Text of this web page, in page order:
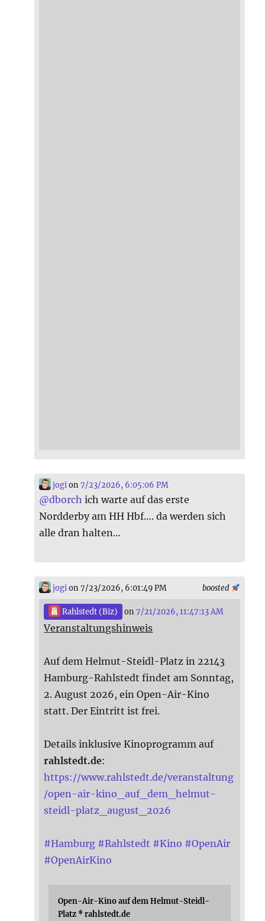
jogi on7/23/2026, 6:05:06 PM
@dborch ich warte auf das erste
Nordderby am HH Hbf…. da werden sich
alle dran halten…
boosted
jogi on 7/23/2026, 6:01:49 PM
Rahlstedt (Biz) on7/21/2026, 11:47:13 AM
Veranstaltungshinweis
Auf dem Helmut-Steidl-Platz in 22143
Hamburg-Rahlstedt findet am Sonntag,
2. August 2026, ein Open-Air-Kino
statt. Der Eintritt ist frei.
Details inklusive Kinoprogramm auf
rahlstedt.de:
https://www.rahlstedt.de/veranstaltung
/open-air-kino_auf_dem_helmut-
steidl-platz_august_2026
#Hamburg #Rahlstedt #Kino #OpenAir
#OpenAirKino
Open-Air-Kino auf dem Helmut-Steidl-
Platz * rahlstedt.de